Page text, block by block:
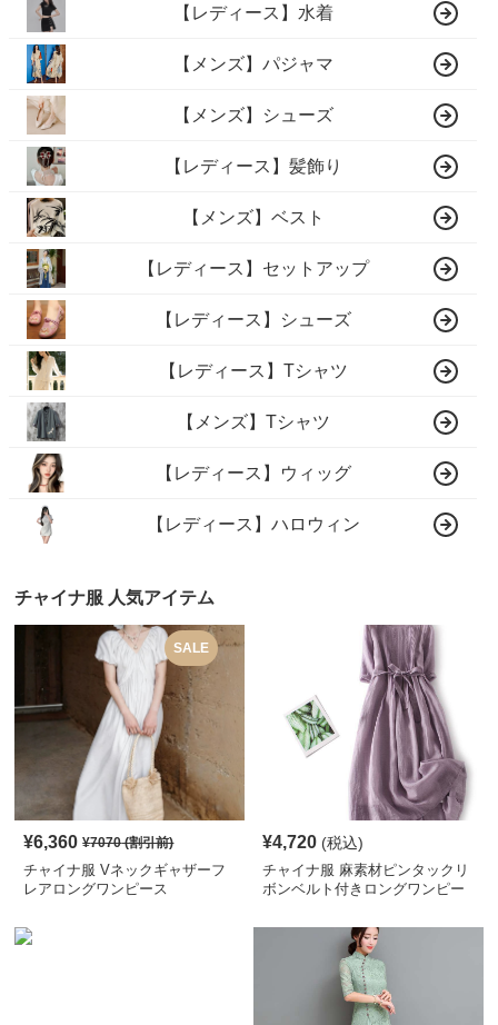
【レディース】水着
【メンズ】パジャマ
【メンズ】シューズ
【レディース】髪飾り
【メンズ】ベスト
【レディース】セットアップ
【レディース】シューズ
【レディース】Tシャツ
【メンズ】Tシャツ
【レディース】ウィッグ
【レディース】ハロウィン
チャイナ服 人気アイテム
SALE
¥6,360 ¥7070(割引前)
チャイナ服 Vネックギャザーフ
レアロングワンピース
¥4,720 (税込)
チャイナ服 麻素材ピンタックリ
ボンベルト付きロングワンピー